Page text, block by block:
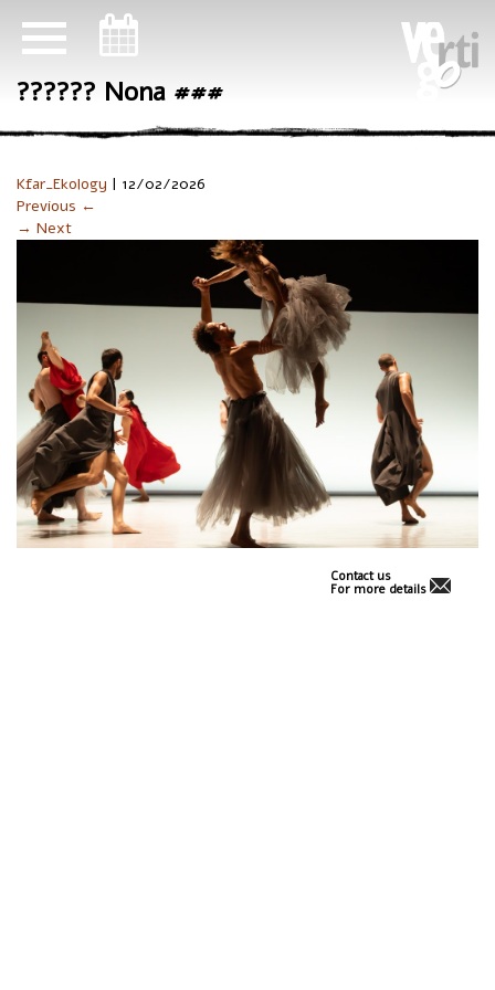
?????? Nona ###
Kfar_Ekology | 12/02/2026
Previous ←
→ Next
Contact us
For more details